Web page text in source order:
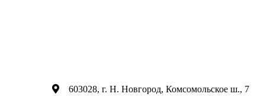
603028, г. Н. Новгород, Комсомольское ш., 7